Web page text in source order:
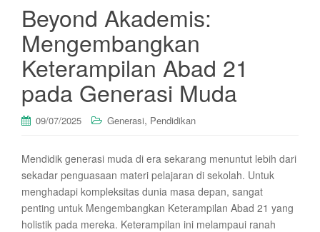
Beyond Akademis:
Mengembangkan
Keterampilan Abad 21
pada Generasi Muda
09/07/2025 Generasi, Pendidikan
Mendidik generasi muda di era sekarang menuntut lebih dari
sekadar penguasaan materi pelajaran di sekolah. Untuk
menghadapi kompleksitas dunia masa depan, sangat
penting untuk Mengembangkan Keterampilan Abad 21 yang
holistik pada mereka. Keterampilan ini melampaui ranah